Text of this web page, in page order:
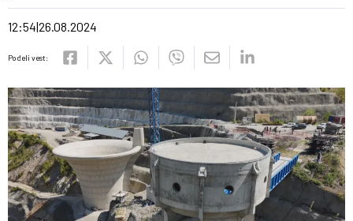
12:54 26.08.2024
Podeli vest: